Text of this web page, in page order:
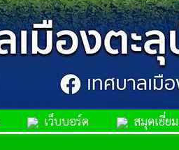
เว็บบอร์ด สมุดเยี่ยม